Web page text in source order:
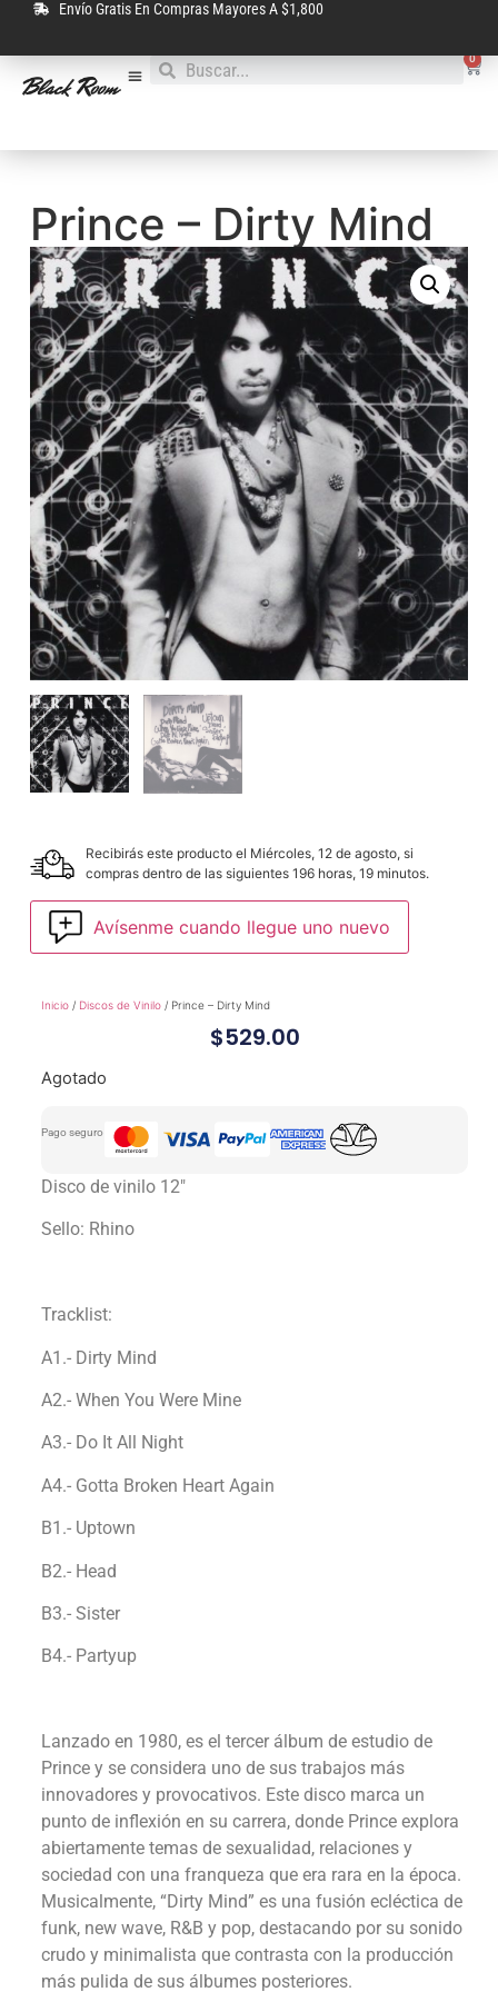
Envío Gratis En Compras Mayores A $1,800
0
Prince – Dirty Mind
Recibirás este producto el Miércoles, 12 de agosto, si
compras dentro de las siguientes 196 horas, 19 minutos.
Avísenme cuando llegue uno nuevo
Inicio/ Discos de Vinilo/ Prince – Dirty Mind
$529.00
Agotado
Pago seguro
Disco de vinilo 12″
Sello: Rhino
Tracklist:
A1.- Dirty Mind
A2.- When You Were Mine
A3.- Do It All Night
A4.- Gotta Broken Heart Again
B1.- Uptown
B2.- Head
B3.- Sister
B4.- Partyup
Lanzado en 1980, es el tercer álbum de estudio de
Prince y se considera uno de sus trabajos más
innovadores y provocativos. Este disco marca un
punto de inflexión en su carrera, donde Prince explora
abiertamente temas de sexualidad, relaciones y
sociedad con una franqueza que era rara en la época.
Musicalmente, “Dirty Mind” es una fusión ecléctica de
funk, new wave, R&B y pop, destacando por su sonido
crudo y minimalista que contrasta con la producción
más pulida de sus álbumes posteriores.